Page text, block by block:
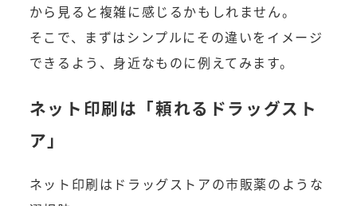
から見ると複雑に感じるかもしれません。
そこで、まずはシンプルにその違いをイメージ
できるよう、身近なものに例えてみます。
ネット印刷は「頼れるドラッグスト
ア」
ネット印刷はドラッグストアの市販薬のような